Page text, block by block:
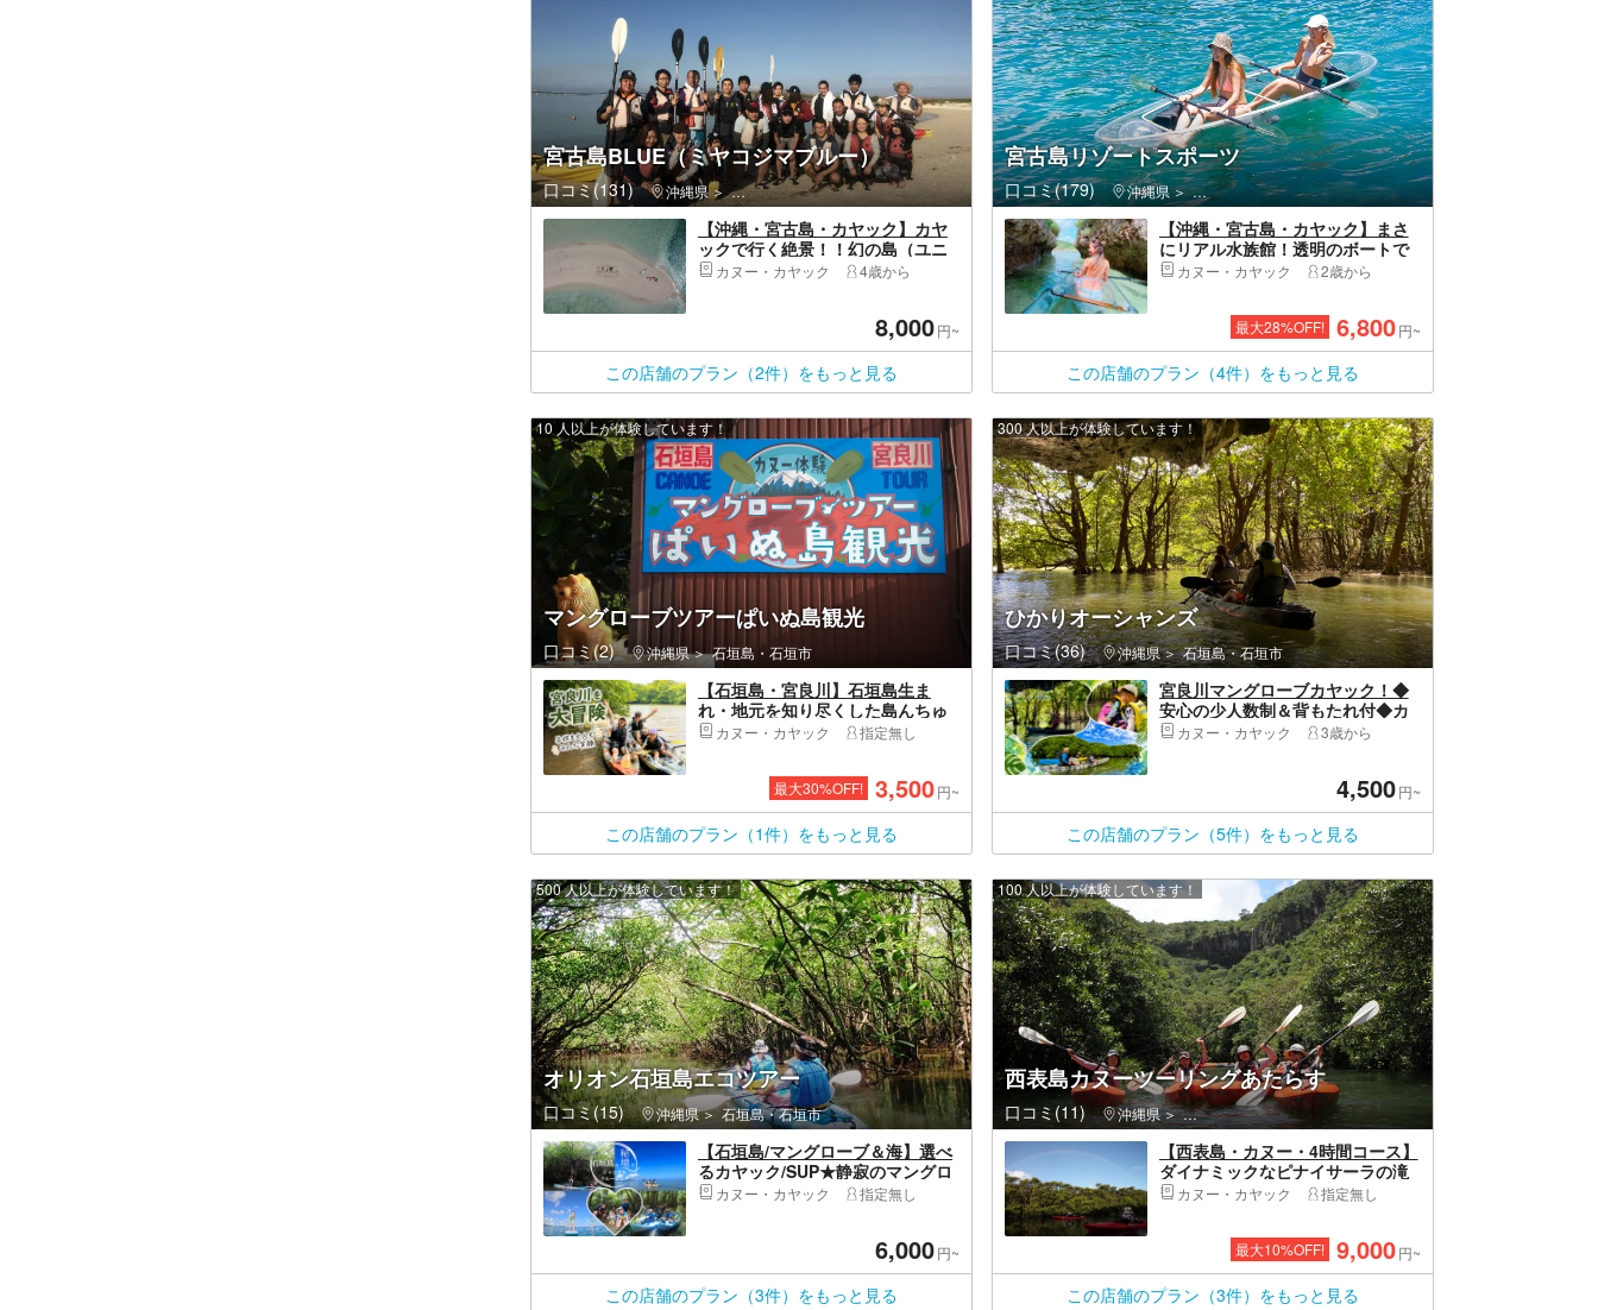
宮古島BLUE（ミヤコジマブルー）
口コミ(131) 沖縄県 宮古島・伊良部島・宮古島市
【沖縄・宮古島・カヤック】カヤ
ックで行く絶景！！幻の島（ユニ
の浜）上陸ツアー ユニの浜ガイ
カヌー・カヤック 4歳から
8,000円~
この店舗のプラン（2件）をもっと見る
宮古島リゾートスポーツ
口コミ(179) 沖縄県 宮古島・伊良部島・宮古島市
【沖縄・宮古島・カヤック】まさ
にリアル水族館！透明のボートで
宮古島の海を冒険！クリアカヤッ
真データプレゼント♪
カヌー・カヤック 2歳から
最大28%OFF! 6,800円~
この店舗のプラン（4件）をもっと見る
マングローブツアーぱいぬ島観光
口コミ(2) 沖縄県 石垣島・石垣市
10 人以上が体験しています！
【石垣島・宮良川】石垣島生ま
れ・地元を知り尽くした島んちゅ
ガイドが楽しさ全開でご案内
カヌー・カヤック 指定無し
最大30%OFF! 3,500円~
この店舗のプラン（1件）をもっと見る
ひかりオーシャンズ
口コミ(36) 沖縄県 石垣島・石垣市
300 人以上が体験しています！
宮良川マングローブカヤック！◆
安心の少人数制＆背もたれ付◆カ
ップルやファミリー向け♪超コスパ
カヌー・カヤック 3歳から
4,500円~
この店舗のプラン（5件）をもっと見る
オリオン石垣島エコツアー
口コミ(15) 沖縄県 石垣島・石垣市
500 人以上が体験しています！
【石垣島/マングローブ＆海】選べ
るカヤック/SUP★静寂のマングロ
ーブ＆絶景の海、両方遊べる★ア
カヌー・カヤック 指定無し
6,000円~
この店舗のプラン（3件）をもっと見る
西表島カヌーツーリングあたらす
口コミ(11) 沖縄県 竹富島・西表島・波照間島・小浜島・竹富町（八重山郡）
100 人以上が体験しています！
【西表島・カヌー・4時間コース】
ダイナミックなピナイサーラの滝
へ、カヌー＆トレッキング
カヌー・カヤック 指定無し
最大10%OFF! 9,000円~
この店舗のプラン（3件）をもっと見る